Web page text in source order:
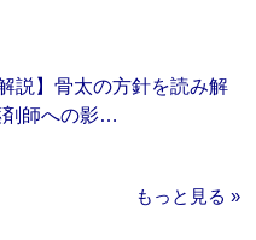
説】骨太の方針を読み解
剤師への影…
もっと見る »